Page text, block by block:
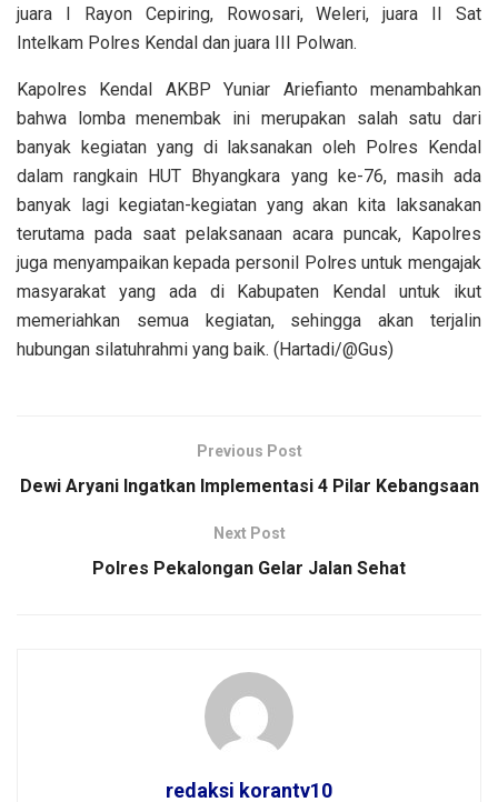
juara I Rayon Cepiring, Rowosari, Weleri, juara II Sat
Intelkam Polres Kendal dan juara III Polwan.
Kapolres Kendal AKBP Yuniar Ariefianto menambahkan
bahwa lomba menembak ini merupakan salah satu dari
banyak kegiatan yang di laksanakan oleh Polres Kendal
dalam rangkain HUT Bhyangkara yang ke-76, masih ada
banyak lagi kegiatan-kegiatan yang akan kita laksanakan
terutama pada saat pelaksanaan acara puncak, Kapolres
juga menyampaikan kepada personil Polres untuk mengajak
masyarakat yang ada di Kabupaten Kendal untuk ikut
memeriahkan semua kegiatan, sehingga akan terjalin
hubungan silatuhrahmi yang baik. (Hartadi/@Gus)
Previous Post
Dewi Aryani Ingatkan Implementasi 4 Pilar Kebangsaan
Next Post
Polres Pekalongan Gelar Jalan Sehat
redaksi korantv10